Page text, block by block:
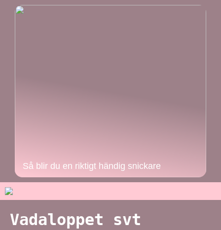
Så blir du en riktigt händig snickare
Vadaloppet svt